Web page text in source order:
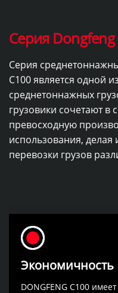
Серия Dongfeng
Серия
C100 является одной
среднетоннажных
грузовики сочетают в
превосходную
использования,
перевозки грузов
Экономичность
DONGFENG C100